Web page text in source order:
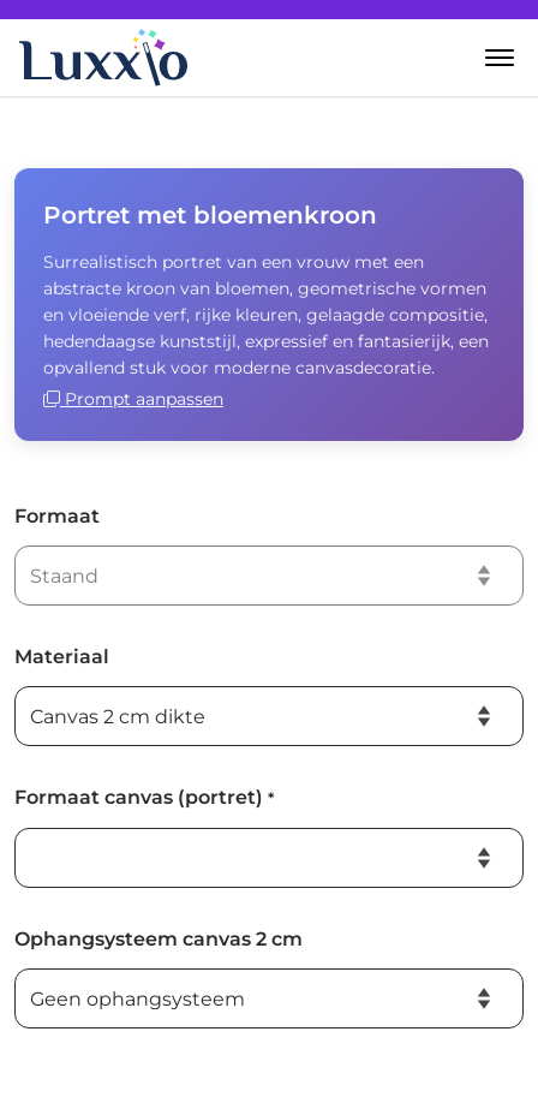
Wanddecoratie
Zelf creëren
Over Luxxio
Contact
Portret met bloemenkroon
Surrealistisch portret van een vrouw met een
abstracte kroon van bloemen, geometrische vormen
en vloeiende verf, rijke kleuren, gelaagde compositie,
hedendaagse kunststijl, expressief en fantasierijk, een
opvallend stuk voor moderne canvasdecoratie.
Prompt aanpassen
Formaat
Materiaal
Formaat canvas (portret) *
Ophangsysteem canvas 2 cm